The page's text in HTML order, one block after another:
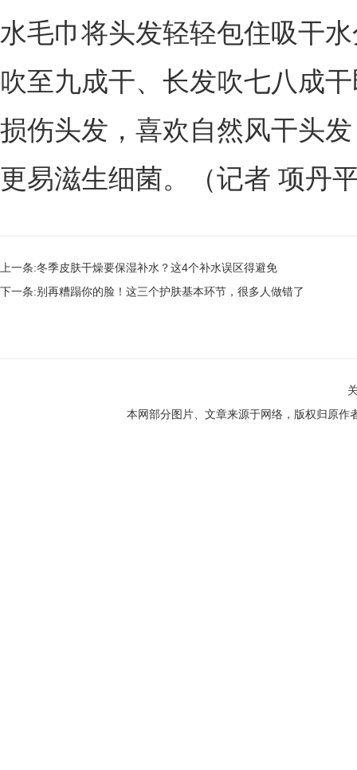
水毛巾将头发轻轻包住吸干
吹至九成干、长发吹七八成
损伤头发，喜欢自然风干头
更易滋生细菌。（记者 项丹
上一条:冬季皮肤干燥要保湿补水？这4个补水误区得避免
下一条:别再糟蹋你的脸！这三个护肤基本环节，很多人做错了
本网部分图片、文章来源于网络，版权归原